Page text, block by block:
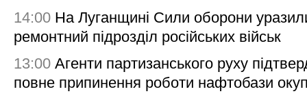
14:00 На Луганщині Сили оборони
ремонтний підрозділ російських військ
13:00 Агенти партизанського руху
повне припинення роботи нафтобази